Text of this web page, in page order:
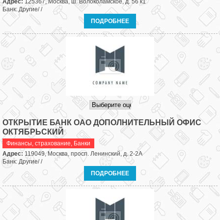
Адрес: 125367, Москва, ш. Волоколамское, д. 56 к1
Банк: Другие/ /
ПОДРОБНЕЕ
ОТКРЫТИЕ БАНК ОАО ДОПОЛНИТЕЛЬНЫЙ ОФИС
ОКТЯБРЬСКИЙ
Финансы, страхование, Банки
Адрес: 119049, Москва, просп. Ленинский, д. 2-2А
Банк: Другие/ /
ПОДРОБНЕЕ